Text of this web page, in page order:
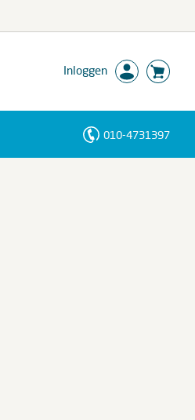
Inloggen
010-4731397